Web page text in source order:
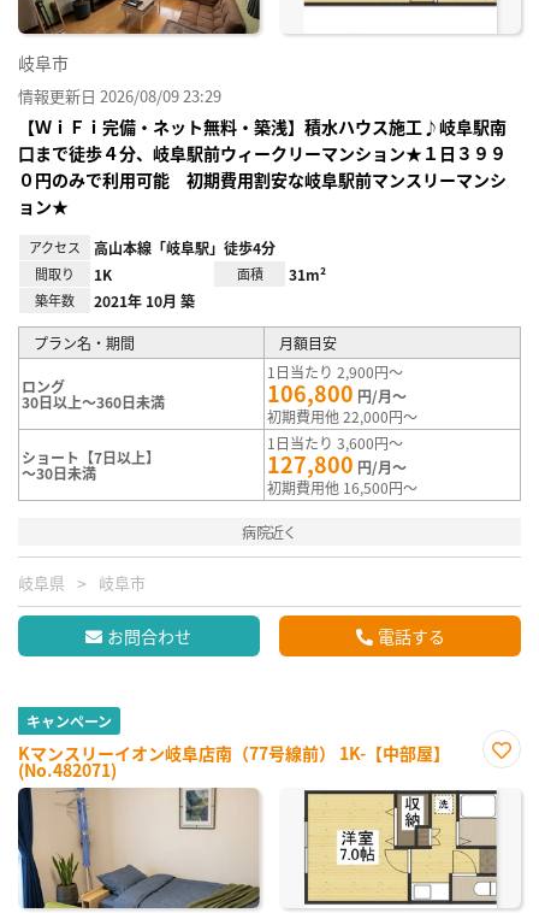
岐阜市
情報更新日 2026/08/09 23:29
【ＷｉＦｉ完備・ネット無料・築浅】積水ハウス施工♪岐阜駅南
口まで徒歩４分、岐阜駅前ウィークリーマンション★１日３９９
０円のみで利用可能 初期費用割安な岐阜駅前マンスリーマンシ
ョン★
アクセス 高山本線「岐阜駅」徒歩4分
間取り 1K 面積 31m²
築年数 2021年 10月 築
プラン名・期間 月額目安
ロング
30日以上～360日未満
1日当たり 2,900円～
106,800 円/月～
初期費用他 22,000円～
ショート【7日以上】
～30日未満
1日当たり 3,600円～
127,800 円/月～
初期費用他 16,500円～
病院近く
岐阜県 岐阜市
お問合わせ 電話する
キャンペーン
Kマンスリーイオン岐阜店南（77号線前） 1K-【中部屋】
(No.482071)
に入
り登